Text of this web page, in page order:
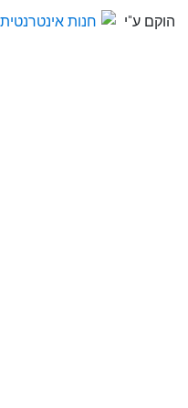
הוקם ע"י חנות אינטרנטית